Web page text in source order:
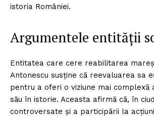
istoria României.
Argumentele entității
Entitatea care cere reabilitarea
Antonescu susține că reevaluarea sa
pentru a oferi o viziune mai complexă
său în istorie. Aceasta afirmă că, în
controversate și a participării la